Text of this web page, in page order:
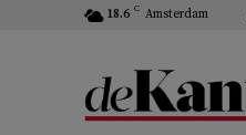
18.6 C Amsterdam